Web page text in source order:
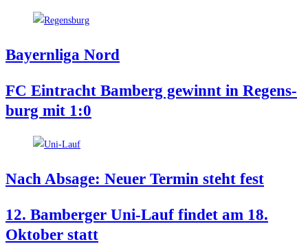
Bay­ern­li­ga Nord
FC Ein­tracht Bam­berg gewinnt in Regens­
burg mit 1:0
Nach Absa­ge: Neu­er Ter­min steht fest
12. Bam­ber­ger Uni-Lauf fin­det am 18.
Okto­ber statt